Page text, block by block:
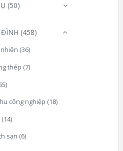
(50)
ĐÌNH (458)
(36)
thép (7)
công nghiệp (18)
(14)
sạn (6)